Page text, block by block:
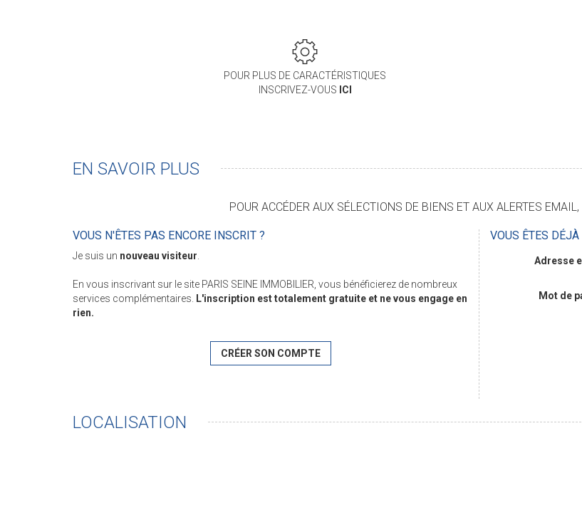
POUR PLUS DE CARACTÉRISTIQUES
INSCRIVEZ-VOUS ICI
EN SAVOIR PLUS
POUR ACCÉDER AUX SÉLECTIONS DE BIENS ET AUX ALERTES
VOUS N'ÊTES PAS ENCORE INSCRIT ?
Je suis un nouveau visiteur.
En vous inscrivant sur le site PARIS SEINE IMMOBILIER, vous bénéficierez de nombreux
services complémentaires. L'inscription est totalement gratuite et ne vous engage en
rien.
CRÉER SON COMPTE
VOUS ÊTES
Adresse
Mot de
LOCALISATION